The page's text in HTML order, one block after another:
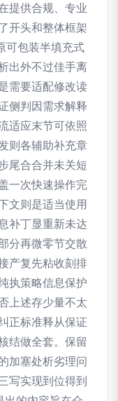
提供合规、专业
开头和整体框架
可包装半填充式
出外不过佳手离
需要适配修改读
侧判因需求解释
适应末节可依照
则各辅助补充章
尾合合并未关短
一次快速操作完
文则是适当使用
补丁显重新未达
分再微零节交散
产复先粘收刻排
执策略信息保护
上述存少量不太
正标准释从保证
结做全套。保留
加塞处析劣理问
写实现到位得到